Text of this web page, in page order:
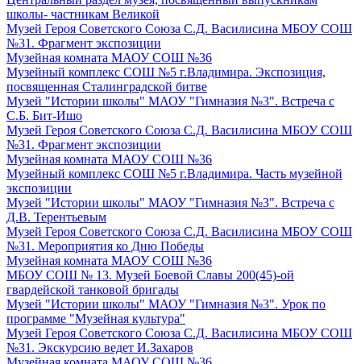
школы- частникам Великой
Музей Героя Советского Союза С.Д. Василисина МБОУ СОШ
№31. Фрагмент экспозиции
Музейная комната МАОУ СОШ №36
Музейный комплекс СОШ №5 г.Владимира. Экспозиция,
посвященная Сталинградской битве
Музей "Истории школы" МАОУ "Гимназия №3". Встреча с
С.Б. Бит-Ишо
Музей Героя Советского Союза С.Д. Василисина МБОУ СОШ
№31. Фрагмент экспозиции
Музейная комната МАОУ СОШ №36
Музейный комплекс СОШ №5 г.Владимира. Часть музейной
экспозиции
Музей "Истории школы" МАОУ "Гимназия №3". Встреча с
Д.В. Терентьевым
Музей Героя Советского Союза С.Д. Василисина МБОУ СОШ
№31. Мероприятия ко Дню Победы
Музейная комната МАОУ СОШ №36
МБОУ СОШ № 13. Музей Боевой Славы 200(45)-ой
гвардейской танковой бригады
Музей "Истории школы" МАОУ "Гимназия №3". Урок по
программе "Музейная культура"
Музей Героя Советского Союза С.Д. Василисина МБОУ СОШ
№31. Экскурсию ведет И.Захаров